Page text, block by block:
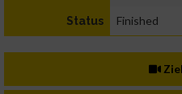
Status Finished